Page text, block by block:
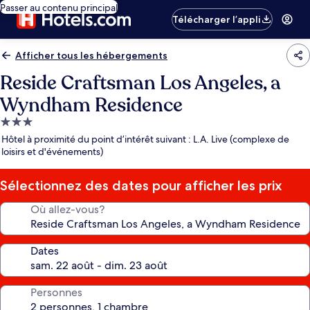
Passer au contenu principal
Télécharger l’appli
Afficher tous les hébergements
Reside Craftsman Los Angeles, a
Wyndham Residence
Hébergement
3.0 étoiles
Hôtel à proximité du point d’intérêt suivant : L.A. Live (complexe de
loisirs et d'événements)
Sélectionnez des dates pour afficher les prix
Où allez-vous?
Dates
Personnes